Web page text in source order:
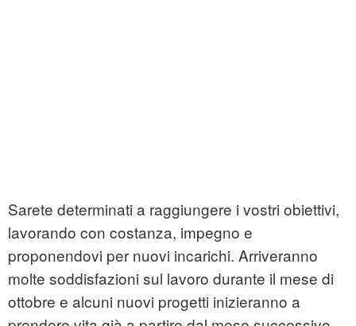
Sarete determinati a raggiungere i vostri obiettivi,
lavorando con costanza, impegno e
proponendovi per nuovi incarichi. Arriveranno
molte soddisfazioni sul lavoro durante il mese di
ottobre e alcuni nuovi progetti inizieranno a